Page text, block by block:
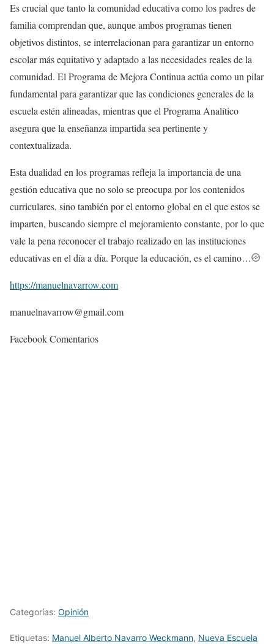
Es crucial que tanto la comunidad educativa como los padres de
familia comprendan que, aunque ambos programas tienen
objetivos distintos, se interrelacionan para garantizar un entorno
escolar más equitativo y adaptado a las necesidades reales de la
comunidad. El Programa de Mejora Continua actúa como un pilar
fundamental para garantizar que las condiciones generales de la
escuela estén alineadas, mientras que el Programa Analítico
asegura que la enseñanza impartida sea pertinente y
contextualizada.
Esta dualidad en los programas refleja la importancia de una
gestión educativa que no solo se preocupa por los contenidos
curriculares, sino también por el entorno global en el que estos se
imparten, buscando siempre el mejoramiento constante, por lo que
vale la pena reconocer el trabajo realizado en las instituciones
educativas en el día a día. Porque la educación, es el camino…
https://manuelnavarrow.com
manuelnavarrow@gmail.com
Facebook Comentarios
Categorías: Opinión
Etiquetas: Manuel Alberto Navarro Weckmann, Nueva Escuela